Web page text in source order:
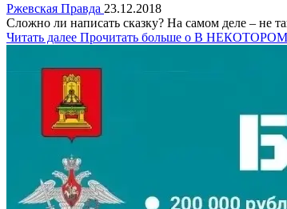
Ржевская Правда 23.12.2018
Сложно ли написать сказку? На самом деле – не
Читать далее Прочитать больше о В